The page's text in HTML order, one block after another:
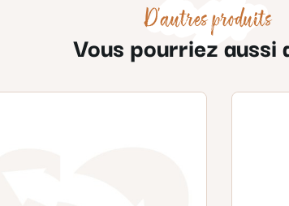
D'autres produits
Vous pourriez aussi